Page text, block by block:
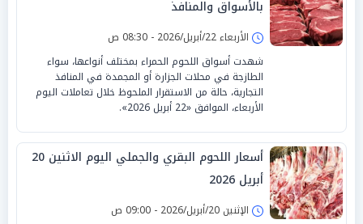
بالأسواق والمنافذ
الأربعاء 22/أبريل/2026 - 08:30 ص
شهدت أسواق اللحوم الحمراء بمختلف أنواعها، سواء
الطازجة في محلات الجزارة أو المجمدة في المنافذ
التجارية، حالة من الاستقرار الملحوظ خلال تعاملات اليوم
الأربعاء، الموافق «22 أبريل 2026».
أسعار اللحوم البقري والجملي اليوم الاثنين 20
أبريل 2026
الإثنين 20/أبريل/2026 - 09:00 ص